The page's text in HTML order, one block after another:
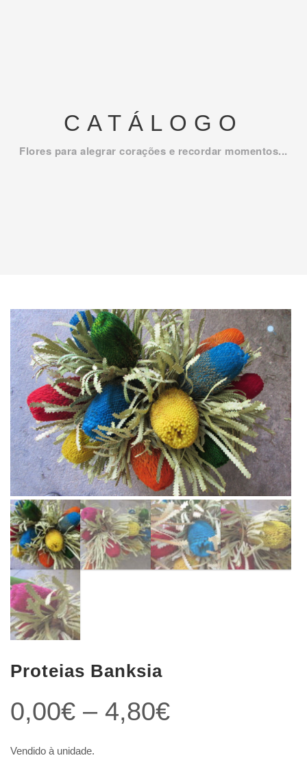
CATÁLOGO
Flores para alegrar corações e recordar momentos...
Proteias Banksia
0,00€ – 4,80€Price
Vendido à unidade.